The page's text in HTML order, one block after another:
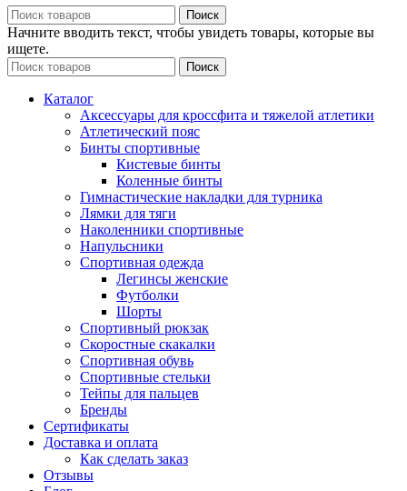
Поиск
Начните вводить текст, чтобы увидеть товары, которые вы
ищете.
Поиск
Каталог
Аксессуары для кроссфита и тяжелой атлетики
Атлетический пояс
Бинты спортивные
Кистевые бинты
Коленные бинты
Гимнастические накладки для турника
Лямки для тяги
Наколенники спортивные
Напульсники
Спортивная одежда
Легинсы женские
Футболки
Шорты
Спортивный рюкзак
Скоростные скакалки
Спортивная обувь
Спортивные стельки
Тейпы для пальцев
Бренды
Сертификаты
Доставка и оплата
Как сделать заказ
Отзывы